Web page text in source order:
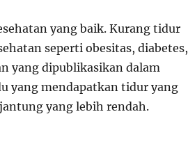
yang baik. Kurang tidur
seperti obesitas, diabetes,
yang dipublikasikan dalam
yang mendapatkan tidur yang
yang lebih rendah.